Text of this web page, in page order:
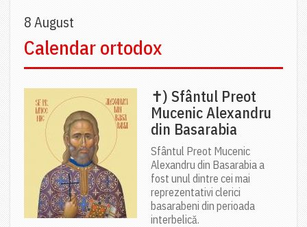
8 August
Calendar ortodox
✝) Sfântul Preot
Mucenic Alexandru
din Basarabia
Sfântul Preot Mucenic
Alexandru din Basarabia a
fost unul dintre cei mai
reprezentativi clerici
basarabeni din perioada
interbelică.